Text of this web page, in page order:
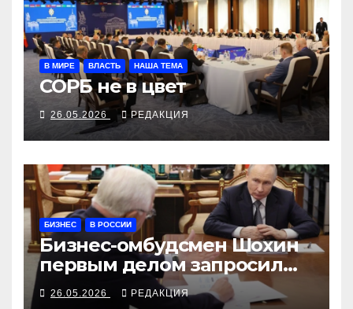
В МИРЕ ВЛАСТЬ НАША ТЕМА
СОРБ не в цвет
26.05.2026 РЕДАКЦИЯ
БИЗНЕС В РОССИИ
Бизнес-омбудсмен Шохин
первым делом запросил
ПВО
26.05.2026 РЕДАКЦИЯ